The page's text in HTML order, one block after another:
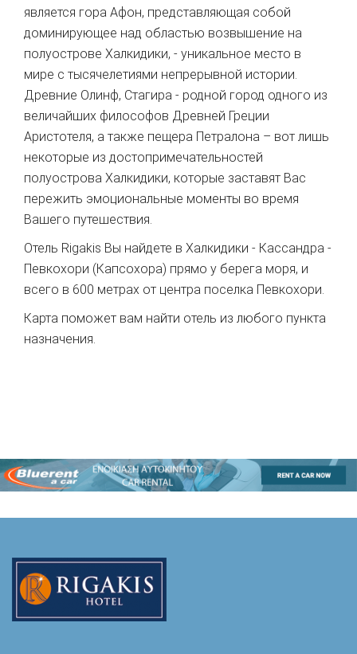
является гора Афон, представляющая собой
доминирующее над областью возвышение на
полуострове Халкидики, - уникальное место в
мире с тысячелетиями непрерывной истории.
Древние Олинф, Стагира - родной город одного из
величайших философов Древней Греции
Аристотеля, а также пещера Петралона – вот лишь
некоторые из достопримечательностей
полуострова Халкидики, которые заставят Вас
пережить эмоциональные моменты во время
Вашего путешествия.
Отель Rigakis Вы найдете в Халкидики - Кассандра -
Певкохори (Капсохора) прямо у берега моря, и
всего в 600 метрах от центра поселка Певкохори.
Карта поможет вам найти отель из любого пункта
назначения.